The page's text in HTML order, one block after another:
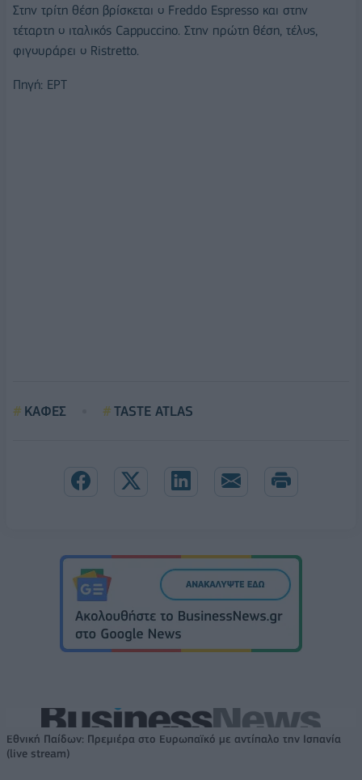
Στην τρίτη θέση βρίσκεται ο Freddo Espresso και στην
τέταρτη ο ιταλικός Cappuccino. Στην πρώτη θέση, τέλος,
φιγουράρει ο Ristretto.
Πηγή: ΕΡΤ
ΚΑΦΕΣ TASTE ATLAS
Εθνική Παίδων: Πρεμιέρα στο Ευρωπαϊκό με αντίπαλο την Ισπανία
(live stream)